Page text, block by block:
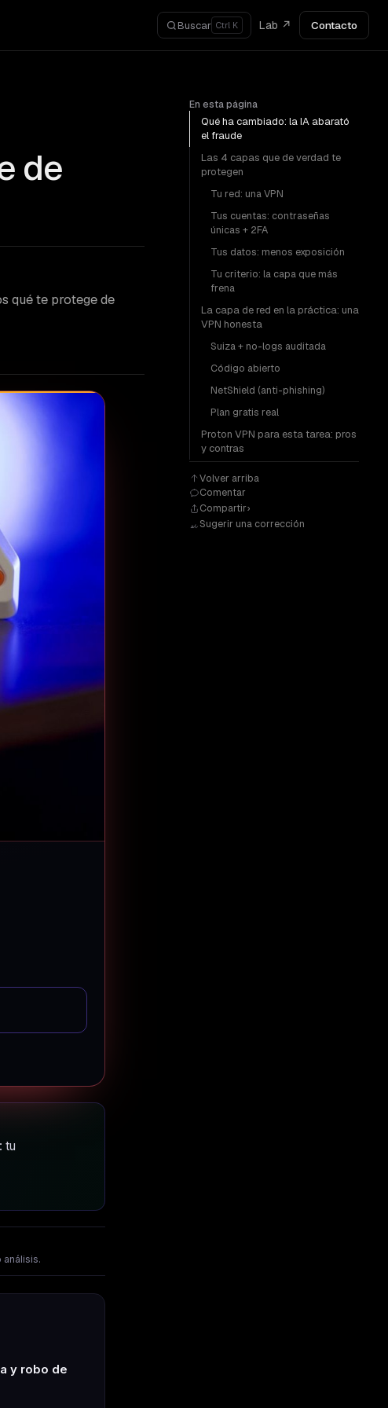
Buscar Ctrl K Lab ↗ Contacto
de
qué te protege de
: tu
y robo de
En esta página
Qué ha cambiado: la IA abarató
el fraude
Las 4 capas que de verdad te
protegen
Tu red: una VPN
Tus cuentas: contraseñas
únicas + 2FA
Tus datos: menos exposición
Tu criterio: la capa que más
frena
La capa de red en la práctica: una
VPN honesta
Suiza + no-logs auditada
Código abierto
NetShield (anti-phishing)
Plan gratis real
Proton VPN para esta tarea: pros
y contras
Volver arriba
Comentar
Compartir
Sugerir una corrección